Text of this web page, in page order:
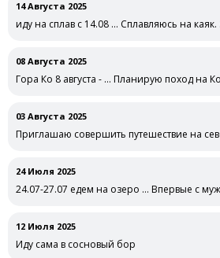
14 Августа 2025
иду на сплав с 14.08 … Сплавляюсь на
08 Августа 2025
Гора Ко 8 августа - … Планирую поход на
03 Августа 2025
Приглашаю совершить путешествие на
24 Июля 2025
24.07-27.07 едем на озеро … Впервые с
12 Июля 2025
Иду сама в сосновый бор